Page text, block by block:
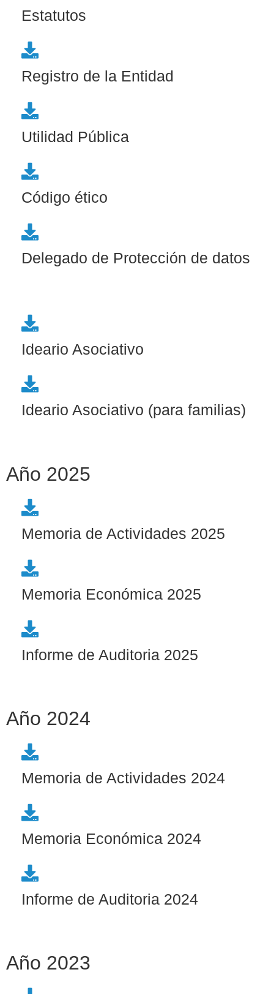
Estatutos
Registro de la Entidad
Utilidad Pública
Código ético
Delegado de Protección de datos
Ideario Asociativo
Ideario Asociativo (para familias)
Año 2025
Memoria de Actividades 2025
Memoria Económica 2025
Informe de Auditoria 2025
Año 2024
Memoria de Actividades 2024
Memoria Económica 2024
Informe de Auditoria 2024
Año 2023